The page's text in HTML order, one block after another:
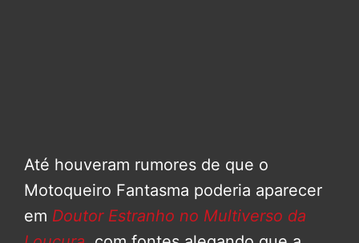
Até houveram rumores de que o
Motoqueiro Fantasma poderia aparecer
em Doutor Estranho no Multiverso da